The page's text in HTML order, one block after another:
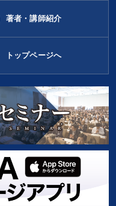
著者・講師紹介
トップページへ